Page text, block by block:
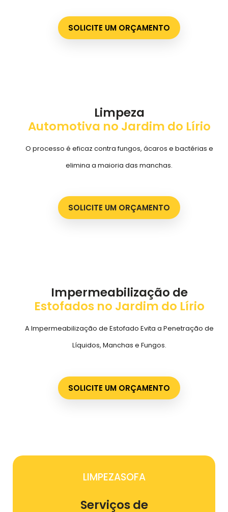
SOLICITE UM ORÇAMENTO
Limpeza
Automotiva no Jardim do Lírio
O processo é eficaz contra fungos, ácaros e bactérias e
elimina a maioria das manchas.
SOLICITE UM ORÇAMENTO
Impermeabilização de
Estofados no Jardim do Lírio
A Impermeabilização de Estofado Evita a Penetração de
Líquidos, Manchas e Fungos.
SOLICITE UM ORÇAMENTO
LIMPEZASOFA
Serviços de